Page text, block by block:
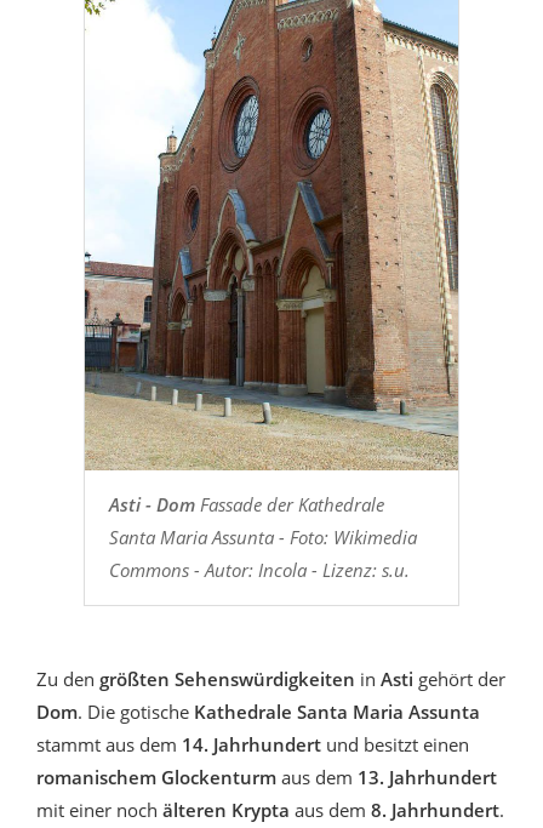
Asti - DomFassade der Kathedrale
Santa Maria Assunta - Foto: Wikimedia
Commons - Autor: Incola - Lizenz: s.u.
Zu den größten Sehenswürdigkeiten in Asti gehört der
Dom. Die gotische Kathedrale Santa Maria Assunta
stammt aus dem 14. Jahrhundert und besitzt einen
romanischem Glockenturm aus dem 13. Jahrhundert
mit einer noch älteren Krypta aus dem 8. Jahrhundert.